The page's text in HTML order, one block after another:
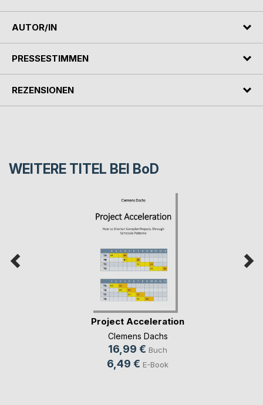
AUTOR/IN
PRESSESTIMMEN
REZENSIONEN
WEITERE TITEL BEI BoD
Project Acceleration
Clemens Dachs
16,99 € Buch
6,49 € E-Book